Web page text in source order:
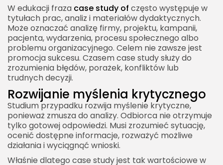
W edukacji fraza case study of często występuje w
tytułach prac, analiz i materiałów dydaktycznych.
Może oznaczać analizę firmy, projektu, kampanii,
pacjenta, wydarzenia, procesu społecznego albo
problemu organizacyjnego. Celem nie zawsze jest
promocja sukcesu. Czasem case study służy do
zrozumienia błędów, porażek, konfliktów lub
trudnych decyzji.
Rozwijanie myślenia krytycznego
Studium przypadku rozwija myślenie krytyczne,
ponieważ zmusza do analizy. Odbiorca nie otrzymuje
tylko gotowej odpowiedzi. Musi zrozumieć sytuację,
ocenić dostępne informacje, rozważyć możliwe
działania i wyciągnąć wnioski.
Właśnie dlatego case study jest tak wartościowe w